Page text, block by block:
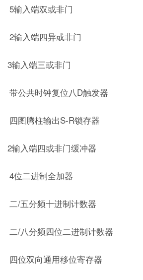
入端双或非门
入端四异或非门
入端三或非门
公共时钟复位八D触发器
图腾柱输出S-R锁存器
入端四或非门缓冲器
二进制全加器
/五分频十进制计数器
/八分频四位二进制计数器
位双向通用移位寄存器